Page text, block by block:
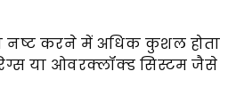
नष्ट करने में अधिक कुशल होता
या ओवरक्लॉक्ड सिस्टम जैसे